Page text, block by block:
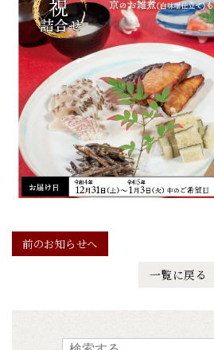
前のお知らせへ
一覧に戻る